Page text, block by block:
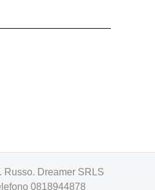
Russo. Dreamer SRLS
0818944878